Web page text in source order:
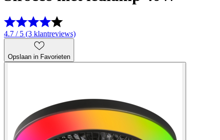
4.7 / 5 (3 klantreviews)
Opslaan in Favorieten